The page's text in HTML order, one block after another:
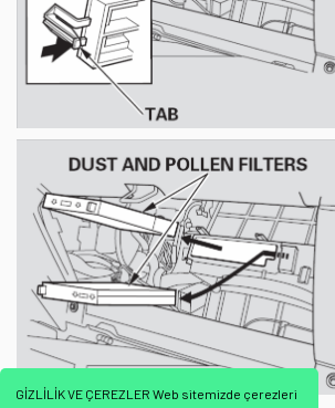
GİZLİLİK VE ÇEREZLER Web sitemizde çerezleri